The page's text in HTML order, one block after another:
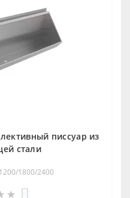
писсуар из
стали
1800/2400